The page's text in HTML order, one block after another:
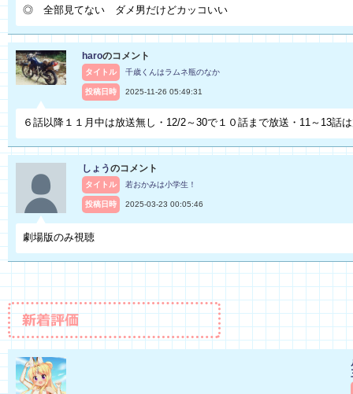
◎ 全部見てない ダメ男だけどカッコいい
haroのコメント
タイトル 千歳くんはラムネ瓶のなか
投稿日時 2025-11-26 05:49:31
６話以降１１月中は放送無し・12/2～30で１０話まで放送・11～13話
しょうのコメント
タイトル 若おかみは小学生！
投稿日時 2025-03-23 00:05:46
劇場版のみ視聴